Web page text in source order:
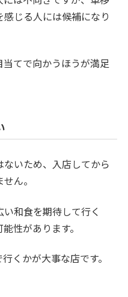
じる人には候補になり
てで向かうほうが満足
いため、入店してから
ん。
和食を期待して行く
性があります。
くかが大事な店です。